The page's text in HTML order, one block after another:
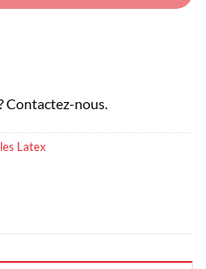
Contactez-nous.
Latex